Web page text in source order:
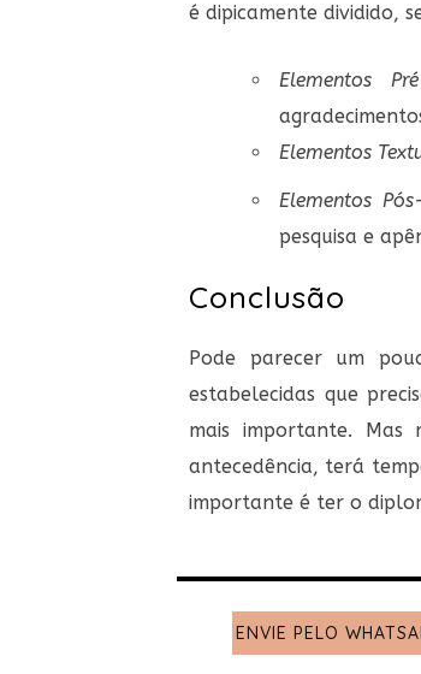
é dipicamente dividido,
Elementos Pré
Elementos
Elementos
pesquisa e
Conclusão
Pode parecer um
estabelecidas que
mais importante.
antecedência, terá
importante é ter o
ENVIE PELO